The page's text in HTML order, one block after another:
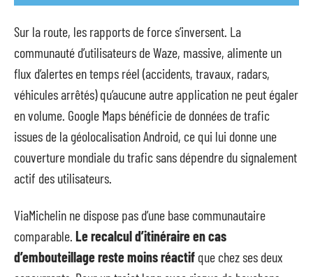
Sur la route, les rapports de force s’inversent. La
communauté d’utilisateurs de Waze, massive, alimente un
flux d’alertes en temps réel (accidents, travaux, radars,
véhicules arrêtés) qu’aucune autre application ne peut égaler
en volume. Google Maps bénéficie de données de trafic
issues de la géolocalisation Android, ce qui lui donne une
couverture mondiale du trafic sans dépendre du signalement
actif des utilisateurs.
ViaMichelin ne dispose pas d’une base communautaire
comparable. Le recalcul d’itinéraire en cas
d’embouteillage reste moins réactif que chez ses deux